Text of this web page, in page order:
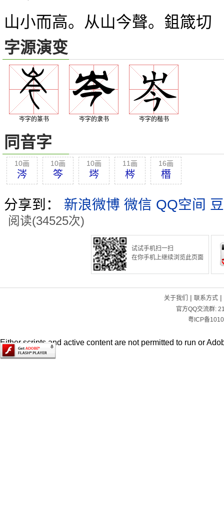
山小而高。从山今聲。鉏箴切
字源演变
岑字的篆书 岑字的隶书 岑字的楷书
同音字
10画
涔
10画
笒
10画
埁
11画
梣
16画
橬
分享到： 新浪微博 微信 QQ空间
阅读(34525次)
试试手机扫一扫
在你手机上继续浏览此页面
关于我们 | 联系方式|
官方QQ交流群:
粤ICP备
Either scripts and active content are not permitted to run or